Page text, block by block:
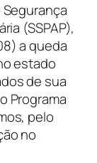
(SSPAP),
a queda
estado
de sua
Programa
pelo
no